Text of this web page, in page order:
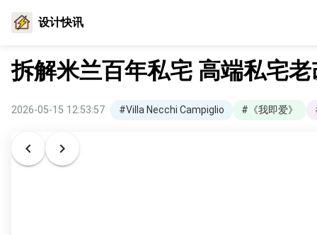
设计快讯
拆解米兰百年私宅 高端私宅
2026-05-15 12:53:57 #Villa Necchi Campiglio #《我即爱》